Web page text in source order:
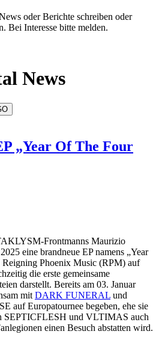
oder Berichte schreiben oder
Bei Interesse bitte melden.
News
„Year Of The Four
Frontmanns Maurizio
eine brandneue EP namens „Year
Phoenix Music (RPM) auf
die erste gemeinsame
darstellt. Bereits am 03. Januar
mit DARK FUNERAL und
auf Europatournee begeben, ehe sie
SEPTICFLESH und VLTIMAS auch
einen Besuch abstatten wird.